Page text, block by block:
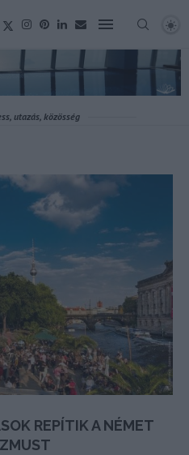
utazás, közösség
REPÍTIK A NÉMET